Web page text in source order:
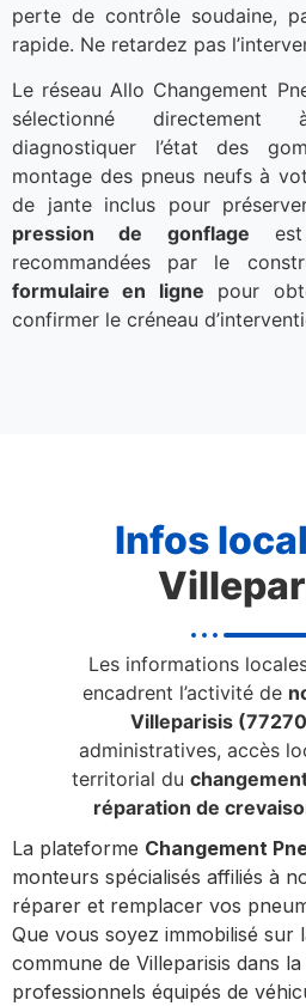
perte de contrôle soudaine,
rapide. Ne retardez pas
Le réseau Allo Changement
sélectionné
diagnostiquer l’état des
montage des pneus neufs à
de jante inclus pour
pression de gonflage est
recommandées par le
formulaire en ligne pour
confirmer le créneau
Infos
Les informations
encadrent l’activité de
Villeparisis
administratives, accès
territorial du
réparation de
La plateforme Changement
monteurs spécialisés affiliés à
réparer et remplacer vos
Que vous soyez immobilisé sur
commune de Villeparisis dans
professionnels équipés de